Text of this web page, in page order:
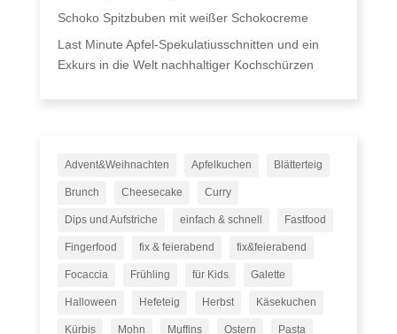
Schoko Spitzbuben mit weißer Schokocreme
Last Minute Apfel-Spekulatiusschnitten und ein
Exkurs in die Welt nachhaltiger Kochschürzen
Advent&Weihnachten Apfelkuchen Blätterteig
Brunch Cheesecake Curry
Dips und Aufstriche einfach & schnell Fastfood
Fingerfood fix & feierabend fix&feierabend
Focaccia Frühling für Kids Galette
Halloween Hefeteig Herbst Käsekuchen
Kürbis Mohn Muffins Ostern Pasta